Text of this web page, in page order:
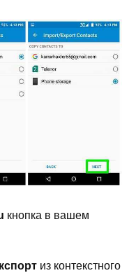
кнопка в вашем
из контекстного